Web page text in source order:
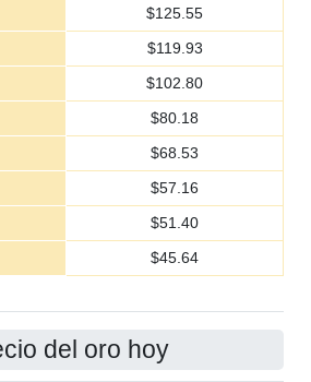
$125.55
$119.93
$102.80
$80.18
$68.53
$57.16
$51.40
$45.64
del oro hoy